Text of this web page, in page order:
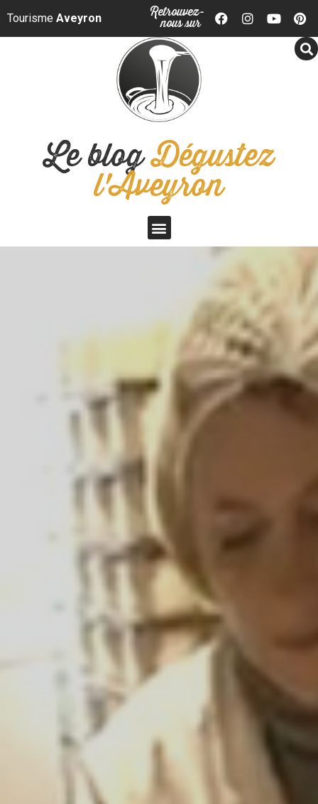
Panneau de gestion des cookies
Tourisme Aveyron Retrouvez-
nous sur
Le blogDégustez
l'Aveyron